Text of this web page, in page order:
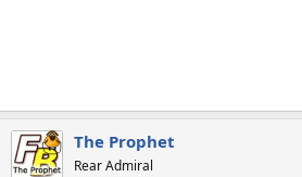
The Prophet
Rear Admiral